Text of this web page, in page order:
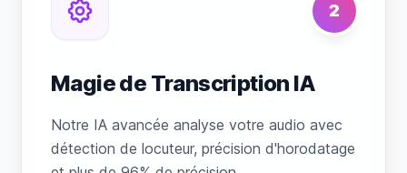
2
Magie de Transcription IA
Notre IA avancée analyse votre audio avec
détection de locuteur, précision d'horodatage